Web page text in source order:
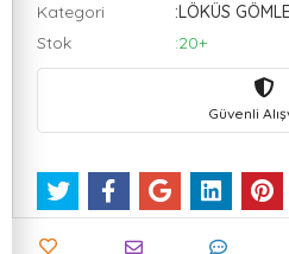
Kategori
:LÖKÜS
Stok
:20+
Güvenli